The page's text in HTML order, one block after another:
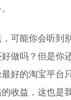
可能你会听到
做吗？但是你
好的淘宝平台
的收益，这也是